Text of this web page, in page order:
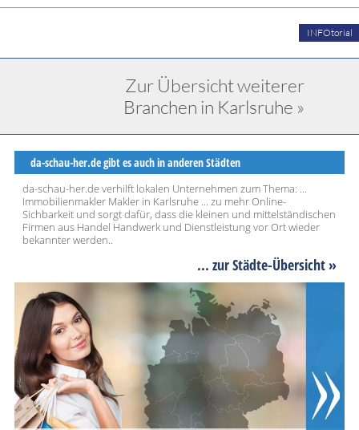
INFOtorial
Zur Übersicht weiterer
Branchen in Karlsruhe »
da-schau-her.de gibt es auch in anderen Städten
da-schau-her.de verhilft lokalen Unternehmen zum Thema: ...
Immobilienmakler Makler in Karlsruhe ... zu mehr Online-
Sichbarkeit und sorgt dafür, dass die kleinen und mittelständischen
Firmen aus Handel Handwerk und Dienstleistung vor Ort wieder
bekannter werden..
... zur Städte-Übersicht »